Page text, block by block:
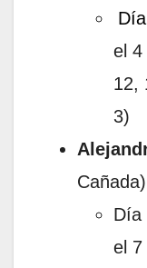
el 4
12,
3)
Cañada)
Día
el 7